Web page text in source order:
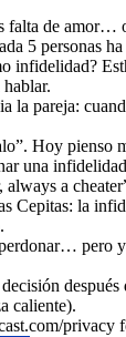
falta de amor…
5 personas
infidelidad?
la pareja:
Hoy pienso
una
always a
Cepitas: la
pero
después
caliente).
privacy